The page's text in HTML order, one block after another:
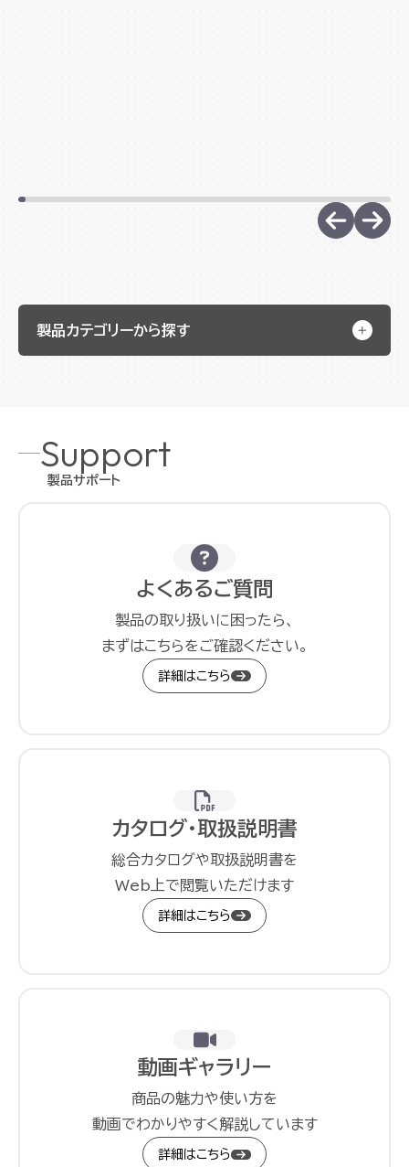
製品カテゴリーから探す
Support
製品サポート
よくあるご質問
製品の取り扱いに困ったら、
まずはこちらをご確認ください。
詳細はこちら
カタログ・取扱説明書
総合カタログや取扱説明書を
Web上で閲覧いただけます
詳細はこちら
動画ギャラリー
商品の魅力や使い方を
動画でわかりやすく解説しています
詳細はこちら